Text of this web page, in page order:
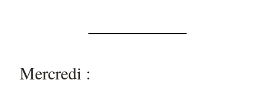
Mercredi :